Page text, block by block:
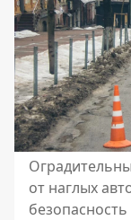
от наглых
безопасность